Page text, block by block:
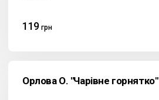
119 грн
Орлова О. "Чарівне горнятко"